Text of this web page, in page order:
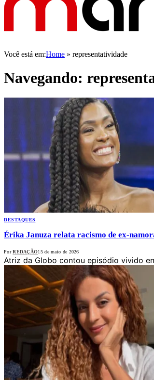
Você está em:Home » representatividade
Navegando:
DESTAQUES
Érika Januza relata racismo de ex-
Por REDAÇÃO15 de maio de 2026
Atriz da Globo contou episódio vivido